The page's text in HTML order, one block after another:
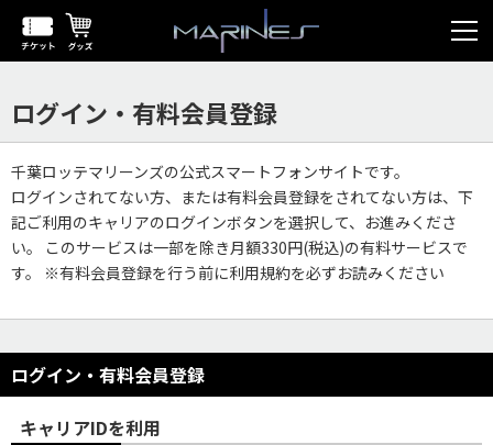
ログイン・有料会員登録
千葉ロッテマリーンズの公式スマートフォンサイトです。
ログインされてない方、または有料会員登録をされてない方は、下
記ご利用のキャリアのログインボタンを選択して、お進みくださ
い。 このサービスは一部を除き月額330円(税込)の有料サービスで
す。 ※有料会員登録を行う前に利用規約を必ずお読みください
ログイン・有料会員登録
キャリアIDを利用